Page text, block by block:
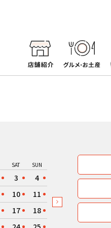
SAT SUN
3
4
10
11
17
18